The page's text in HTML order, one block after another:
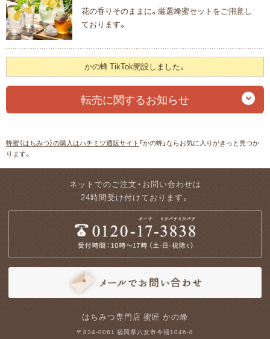
花の香りそのままに。厳選蜂蜜セットをご用意し
ております。
かの蜂 TikTok開設しました。
転売に関するお知らせ
蜂蜜（はちみつ）の購入はハチミツ通販サイト 「かの蜂」ならお気に入りがきっと見つか
ります。
ネットでのご注文・お問い合わせは
24時間受け付けております。
はちみつ専門店 蜜匠 かの蜂
〒834-0061 福岡県八女市今福1046-8